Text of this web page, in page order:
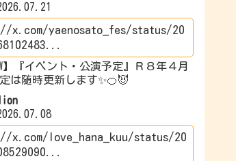
x.com/yaenosato_fes/status/20
】『イベント・公演予定』Ｒ８年４月
は随時更新します✨🍊😈
lion
x.com/love_hana_kuu/status/20